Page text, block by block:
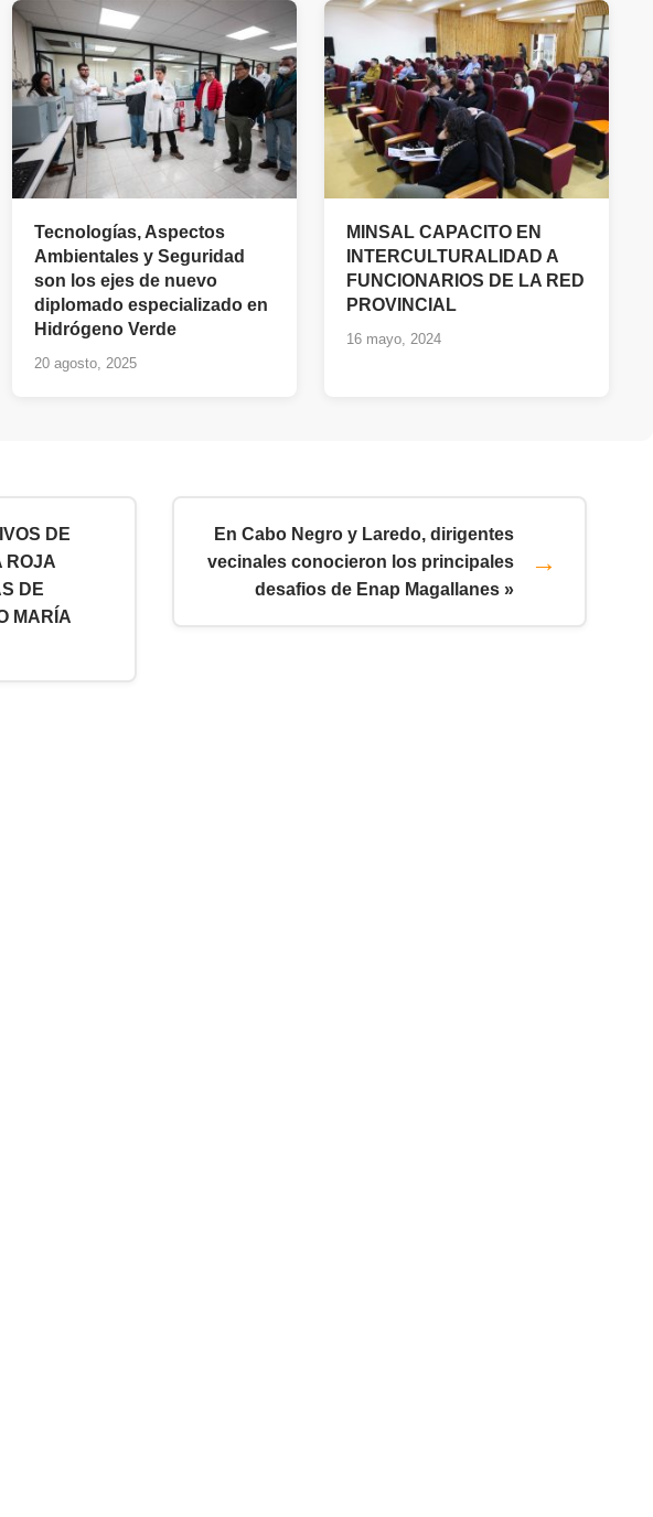
Tecnologías, Aspectos
Ambientales y Seguridad
son los ejes de nuevo
diplomado especializado en
Hidrógeno Verde
20 agosto, 2025
MINSAL CAPACITO EN
INTERCULTURALIDAD A
FUNCIONARIOS DE LA RED
PROVINCIAL
16 mayo, 2024
DE
ROJA
DE
MARÍA
En Cabo Negro y Laredo, dirigentes
vecinales conocieron los principales
desafios de Enap Magallanes »